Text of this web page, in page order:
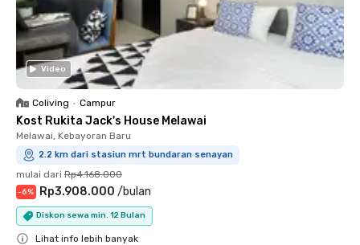
Video
Coliving • Campur
Kost Rukita Jack's House Melawai
Melawai, Kebayoran Baru
2.2 km dari stasiun mrt bundaran senayan
mulai dari Rp4.168.000
-6% Rp3.908.000 /bulan
Diskon sewa min. 12 Bulan
Lihat info lebih banyak